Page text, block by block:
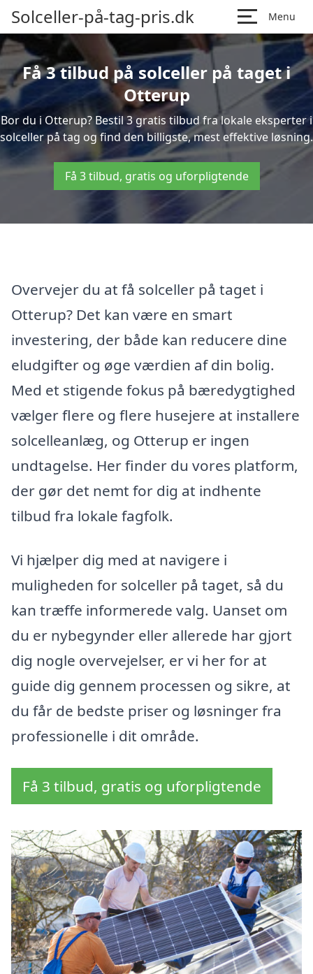
Solceller-på-tag-pris.dk Menu
Få 3 tilbud på solceller på taget i
Otterup
Bor du i Otterup? Bestil 3 gratis tilbud fra lokale eksperter i
solceller på tag og find den billigste, mest effektive løsning.
Få 3 tilbud, gratis og uforpligtende
Overvejer du at få solceller på taget i
Otterup? Det kan være en smart
investering, der både kan reducere dine
eludgifter og øge værdien af din bolig.
Med et stigende fokus på bæredygtighed
vælger flere og flere husejere at installere
solcelleanlæg, og Otterup er ingen
undtagelse. Her finder du vores platform,
der gør det nemt for dig at indhente
tilbud fra lokale fagfolk.
Vi hjælper dig med at navigere i
muligheden for solceller på taget, så du
kan træffe informerede valg. Uanset om
du er nybegynder eller allerede har gjort
dig nogle overvejelser, er vi her for at
guide dig gennem processen og sikre, at
du får de bedste priser og løsninger fra
professionelle i dit område.
Få 3 tilbud, gratis og uforpligtende